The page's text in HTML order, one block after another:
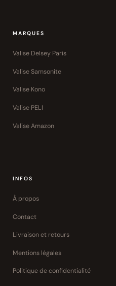
MARQUES
Valise Delsey Paris
Valise Samsonite
Valise Kono
Valise PELI
Valise Amazon
INFOS
À propos
Contact
Livraison et retours
Mentions légales
Politique de confidentialité